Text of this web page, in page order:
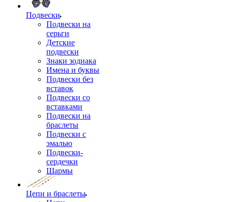
Подвески
Подвески на
серьги
Детские
подвески
Знаки зодиака
Имена и буквы
Подвески без
вставок
Подвески со
вставками
Подвески на
браслеты
Подвески с
эмалью
Подвески-
сердечки
Шармы
Цепи и браслеты